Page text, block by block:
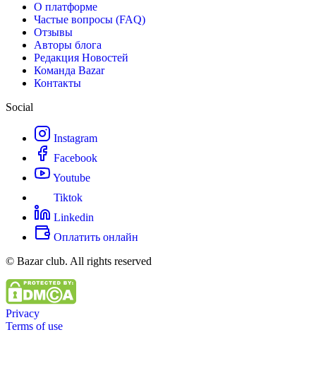
О платформе
Частые вопросы (FAQ)
Отзывы
Авторы блога
Редакция Новостей
Команда Bazar
Контакты
Social
Instagram
Facebook
Youtube
Tiktok
Linkedin
Оплатить онлайн
© Bazar club. All rights reserved
Privacy
Terms of use